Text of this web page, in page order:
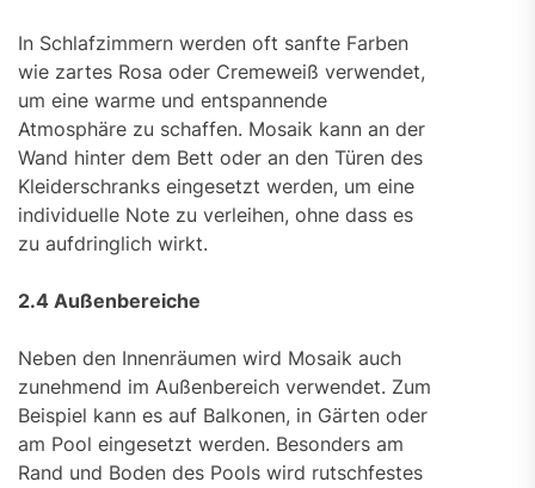
In Schlafzimmern werden oft sanfte Farben
wie zartes Rosa oder Cremeweiß verwendet,
um eine warme und entspannende
Atmosphäre zu schaffen. Mosaik kann an der
Wand hinter dem Bett oder an den Türen des
Kleiderschranks eingesetzt werden, um eine
individuelle Note zu verleihen, ohne dass es
zu aufdringlich wirkt.
2.4 Außenbereiche
Neben den Innenräumen wird Mosaik auch
zunehmend im Außenbereich verwendet. Zum
Beispiel kann es auf Balkonen, in Gärten oder
am Pool eingesetzt werden. Besonders am
Rand und Boden des Pools wird rutschfestes